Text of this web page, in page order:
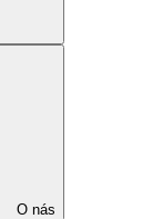
O nás